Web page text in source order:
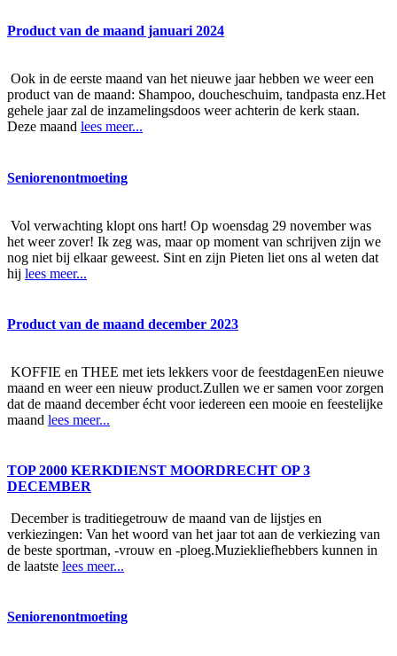
Product van de maand januari 2024
Ook in de eerste maand van het nieuwe jaar hebben we weer een
product van de maand: Shampoo, doucheschuim, tandpasta enz.Het
gehele jaar zal de inzamelingsdoos weer achterin de kerk staan.
Deze maand lees meer...
Seniorenontmoeting
Vol verwachting klopt ons hart! Op woensdag 29 november was
het weer zover! Ik zeg was, maar op moment van schrijven zijn we
nog niet bij elkaar geweest. Sint en zijn Pieten liet ons al weten dat
hij lees meer...
Product van de maand december 2023
KOFFIE en THEE met iets lekkers voor de feestdagenEen nieuwe
maand en weer een nieuw product.Zullen we er samen voor zorgen
dat de maand december écht voor iedereen een mooie en feestelijke
maand lees meer...
TOP 2000 KERKDIENST MOORDRECHT OP 3
DECEMBER
December is traditiegetrouw de maand van de lijstjes en
verkiezingen: Van het woord van het jaar tot aan de verkiezing van
de beste sportman, -vrouw en -ploeg.Muziekliefhebbers kunnen in
de laatste lees meer...
Seniorenontmoeting